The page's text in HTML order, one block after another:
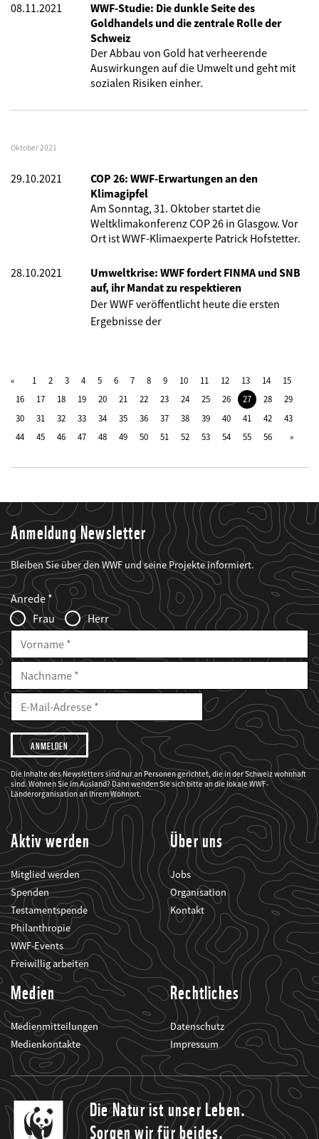
08.11.2021
WWF-Studie: Die dunkle Seite des
Goldhandels und die zentrale Rolle der
Schweiz
Der Abbau von Gold hat verheerende
Auswirkungen auf die Umwelt und geht mit
sozialen Risiken einher.
Oktober 2021
29.10.2021
COP 26: WWF-Erwartungen an den
Klimagipfel
Am Sonntag, 31. Oktober startet die
Weltklimakonferenz COP 26 in Glasgow. Vor
Ort ist WWF-Klimaexperte Patrick Hofstetter.
28.10.2021
Umweltkrise: WWF fordert FINMA und SNB
auf, ihr Mandat zu respektieren
Der WWF veröffentlicht heute die ersten
Ergebnisse der
1 2 3 4 5 6 7 8 9 10 11 12 13 14
15
16
17 18 19 20 21 22 23 24 25 26 27 28
29
30
31 32 33 34 35 36 37 38 39 40 41 42
43
44
45 46 47 48 49 50 51 52 53 54 55 56
Anmeldung Newsletter
Bleiben Sie über den WWF und seine Projekte informiert.
Web2Case
Infofelder
Fieldset
anrede_name
Anrede
Frau
Herr
Vorname
Nachname
E-
Mailadresse
E-
Adresse
Ich
möchte,
dass
der
WWF
mich
über
seine
Projekte
informiert.
Die Inhalte des Newsletters sind nur an Personen gerichtet, die in der Schweiz wohnhaft
sind. Wohnen Sie im Ausland? Dann wenden Sie sich bitte an die lokale WWF-
Länderorganisation an Ihrem Wohnort.
Aktiv werden
Mitglied werden
Spenden
Testamentspende
Philanthropie
WWF-Events
Freiwillig arbeiten
Über uns
Jobs
Organisation
Kontakt
Medien
Medienmitteilungen
Medienkontakte
Rechtliches
Datenschutz
Impressum
Die Natur ist unser Leben.
Sorgen wir für beides.